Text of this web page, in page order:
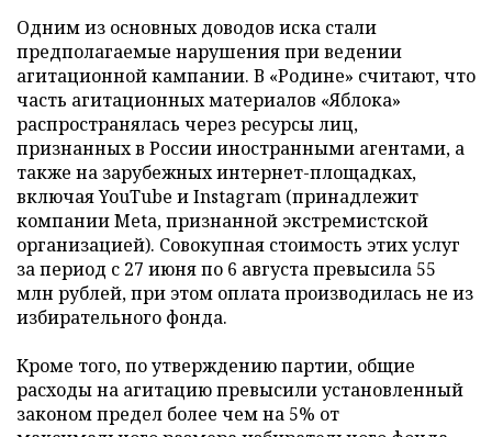
Одним из основных доводов иска стали
предполагаемые нарушения при ведении
агитационной кампании. В «Родине» считают, что
часть агитационных материалов «Яблока»
распространялась через ресурсы лиц,
признанных в России иностранными агентами, а
также на зарубежных интернет-площадках,
включая YouTube и Instagram (принадлежит
компании Meta, признанной экстремистской
организацией). Совокупная стоимость этих услуг
за период с 27 июня по 6 августа превысила 55
млн рублей, при этом оплата производилась не из
избирательного фонда.
Кроме того, по утверждению партии, общие
расходы на агитацию превысили установленный
законом предел более чем на 5% от